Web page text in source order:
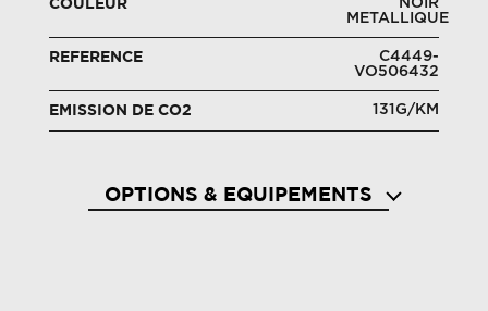
COULEUR
NOIR
METALLIQUE
REFERENCE
C4449-
VO506432
EMISSION DE CO2 131G/KM
OPTIONS & EQUIPEMENTS